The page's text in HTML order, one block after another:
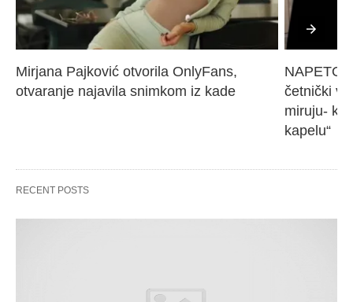
Mirjana Pajković otvorila OnlyFans,
otvaranje najavila snimkom iz kade
NAPETO
četnički
miruju-
kapelu“
RECENT POSTS